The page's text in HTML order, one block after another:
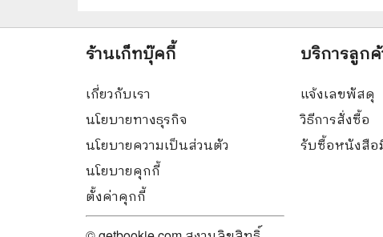
ร้านเก็ทบุ๊คกี้
เกี่ยวกับเรา
นโยบายทางธุรกิจ
นโยบายความเป็นส่วนตัว
นโยบายคุกกี้
ตั้งค่าคุกกี้
บริการลูกค้
แจ้งเลขพัสดุ
วิธีการสั่งซื้อ
รับซื้อหนังสือ